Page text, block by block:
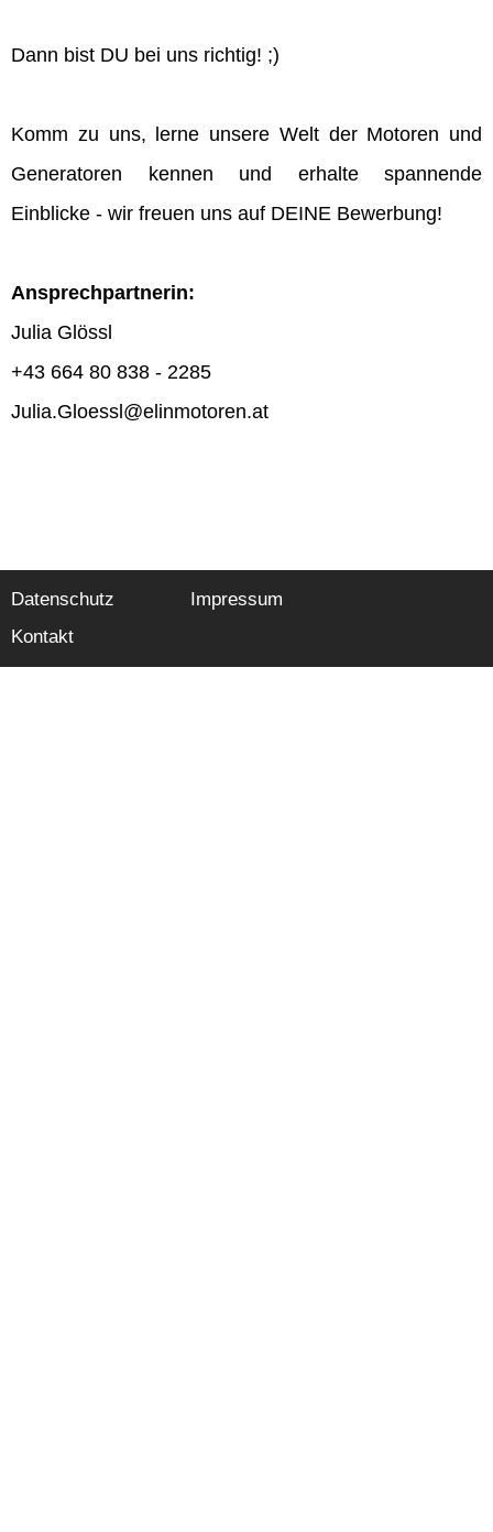
Dann bist DU bei uns richtig! ;)
Komm zu uns, lerne unsere Welt der Motoren und
Generatoren kennen und erhalte spannende
Einblicke - wir freuen uns auf DEINE Bewerbung!
Ansprechpartnerin:
Julia Glössl
+43 664 80 838 - 2285
Julia.Gloessl@elinmotoren.at
Datenschutz
Impressum
Kontakt